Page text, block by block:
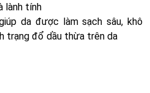
lành tính
da được làm sạch sâu, khô
trạng đổ dầu thừa trên da